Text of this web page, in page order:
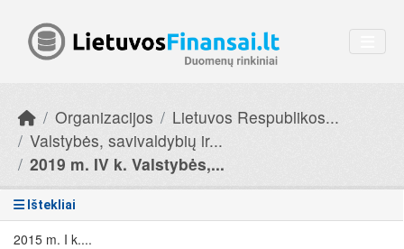
Organizacijos
Lietuvos Respublikos...
Valstybės, savivaldybių ir...
2019 m. IV k. Valstybės,...
Ištekliai
2015 m. I k....